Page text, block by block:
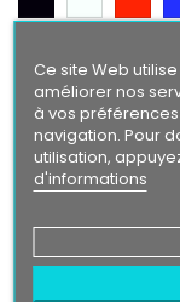
Intense
Finition
Brillant
Mat
59,90 €
Ce site Web
améliorer nos
à vos
navigation. Pour
utilisation,
d'informations